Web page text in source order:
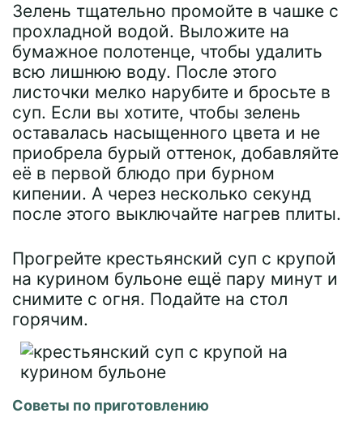
Зелень тщательно промойте в чашке с
прохладной водой. Выложите на
бумажное полотенце, чтобы удалить
всю лишнюю воду. После этого
листочки мелко нарубите и бросьте в
суп. Если вы хотите, чтобы зелень
оставалась насыщенного цвета и не
приобрела бурый оттенок, добавляйте
её в первой блюдо при бурном
кипении. А через несколько секунд
после этого выключайте нагрев плиты.
Прогрейте крестьянский суп с крупой
на курином бульоне ещё пару минут и
снимите с огня. Подайте на стол
горячим.
Советы по приготовлению